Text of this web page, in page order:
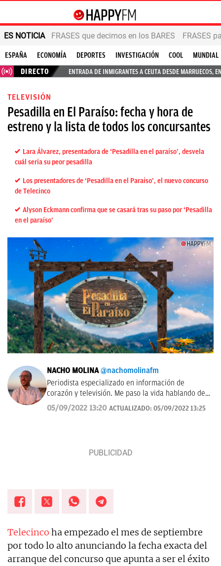
ES NOTICIA FRASES que decimos en los BARES FRASES
ESPAÑA ECONOMÍA DEPORTES INVESTIGACIÓN COOL
MUNDIAL
DIRECTO
ENTRADA DE INMIGRANTES A CEUTA DESDE MARRUECOS,
TELEVISIÓN
Pesadilla en El Paraíso: fecha y hora de
estreno y la lista de todos los concursantes
Lara Álvarez, presentadora de ‘Pesadilla en el paraíso’, desvela
cuál sería su peor pesadilla
Los presentadores de ‘Pesadilla en el Paraíso’, el nuevo concurso
de Telecinco
Alyson Eckmann confirma que se casará tras su paso por ‘Pesadilla
en el paraíso’
NACHO MOLINA @nachomolinafm
Periodista especializado en información de
corazón y televisión. Me paso la vida hablando de
'El Hormiguero', 'La Revuelta', 'Equipo de
investigación', 'Pasapalabra' y me encanta estudiar
05/09/2022 13:20 ACTUALIZADO: 05/09/2022 13:25
Telecinco ha empezado el mes de septiembre
por todo lo alto anunciando la fecha exacta del
arranque del concurso que apunta a ser el éxito